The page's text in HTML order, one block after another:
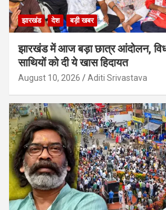
झारखंड देश बड़ी खबर
झारखंड में आज बड़ा छात्र आंदोलन,
साथियों को दी ये खास हिदायत
August 10, 2026 Aditi Srivastava